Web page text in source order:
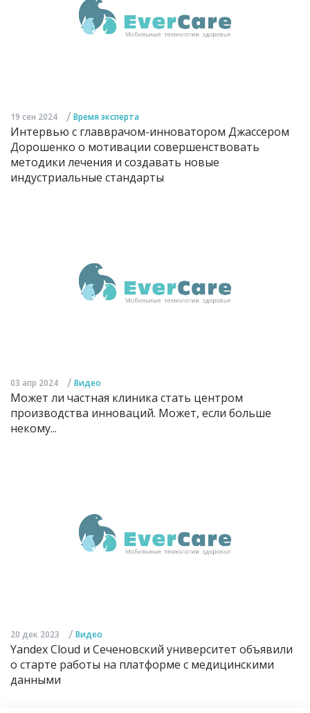
19 сен 2024 / Время эксперта
Интервью с главврачом-инноватором Джассером
Дорошенко о мотивации совершенствовать
методики лечения и создавать новые
индустриальные стандарты
03 апр 2024 / Видео
Может ли частная клиника стать центром
производства инноваций. Может, если больше
некому...
20 дек 2023 / Видео
Yandex Cloud и Сеченовский университет объявили
о старте работы на платформе с медицинскими
данными